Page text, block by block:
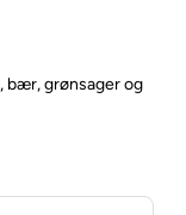
bær, grønsager og